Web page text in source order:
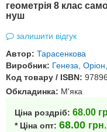
геометрія 8 клас
нуш
залишити відгук
Автор: Тарасенкова
Виробник: Генеза,
Код товару / ISBN:
Обкладинка: М'яка
Ціна роздріб: 68.00
* Ціна опт: 68.00 грн.